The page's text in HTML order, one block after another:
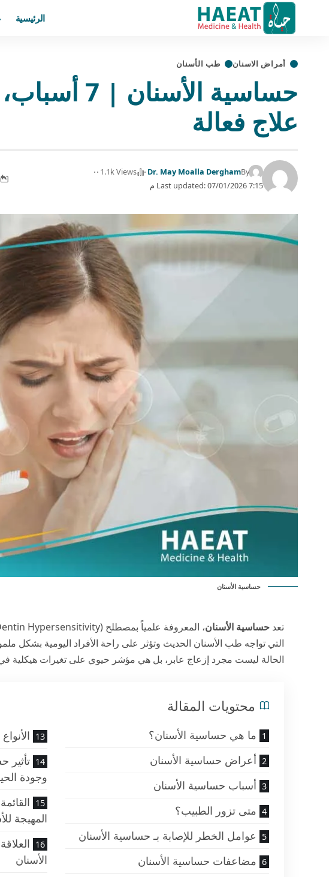
الرئيسية
أمراض الاسنان طب الأسنان
حساسية
علاج فعالة
Last updated: 07/01/2026 7:15 م
By
Dr. May Moalla Dergham
1.1k Views
حساسية الأسنان
تعدحساسية الأسنان
التي تواجه طب الأسنان الحديث وتؤثر على راحة الأفراد اليومية بشكل
الحالة ليست مجرد إزعاج عابر، بل هي مؤشر حيوي على تغيرات هيكلية
محتويات المقالة
ما هي حساسية الأسنان؟
أعراض حساسية الأسنان
أسباب حساسية الأسنان
متى تزور الطبيب؟
عوامل الخطر للإصابة بـ حساسية الأسنان
مضاعفات حساسية الأسنان
تأثير
وجودة
المهيجة
الأسنان